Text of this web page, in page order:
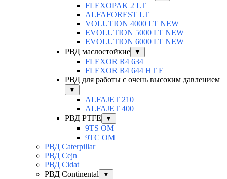
FLEXOPAK 2 LT
ALFAFOREST LT
VOLUTION 4000 LT NEW
EVOLUTION 5000 LT NEW
EVOLUTION 6000 LT NEW
РВД маслостойкие
▼
FLEXOR R4 634
FLEXOR R4 644 HT E
РВД для работы с очень высоким давлением
▼
ALFAJET 210
ALFAJET 400
РВД PTFE
▼
9TS OM
9TC OM
РВД Caterpillar
РВД Cejn
РВД Cidat
РВД Continental
▼